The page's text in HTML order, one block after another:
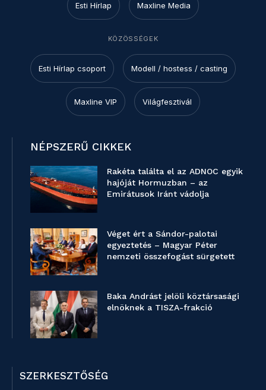
Esti Hírlap Maxline Media
KÖZÖSSÉGEK
Esti Hírlap csoport Modell / hostess / casting
Maxline VIP Világfesztivál
NÉPSZERŰ CIKKEK
Rakéta találta el az ADNOC egyik
hajóját Hormuzban – az
Emirátusok Iránt vádolja
Véget ért a Sándor-palotai
egyeztetés – Magyar Péter
nemzeti összefogást sürgetett
Baka Andrást jelöli köztársasági
elnöknek a TISZA-frakció
SZERKESZTŐSÉG